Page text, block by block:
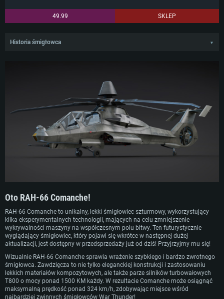
49.99 SKLEP
Historia śmigłowca ▼
Helicopter eXperimental — ang. eksperymentalny śmigłowiec lekki) miał na celu
zastąpienie starzejących się śmigłowców zwiadowczych, takich jak OH-58
Kiowa. Zaprojektowany w technologii stealth, zaawansowaną awioniką i
sterowaniem fly-by-wire, Comanche miał służyć do głębokiej infiltracji
terytorium wroga. Odzwierciedlało to zimnowojenne priorytety walki z
zaawansowanym technologicznie przeciwnikiem, głównie Związkiem
Radzieckim, na konwencjonalnym polu bitwy. Jednak wraz z upadkiem
Związku Radzieckiego i zmieniającymi się priorytetami wojska znaczenie
programu spadło. Wojna asymetryczna i walki przeciwpartyzanckie stały się
nowymi, dominującymi problemami, w dodatku RAH-66 gnębiony był przez
prototypy. Fundusze z programu zostały skierowane do modernizacji
same zadania co Comanche. Chociaż projekt nigdy nie został ukończony,
zdobyte doświadczenie dało dużą wiedzę o zastosowaniu technologii stealth w
śmigłowcach oraz o integracji różnych systemów.
Oto RAH-66 Comanche!
RAH-66 Comanche to unikalny, lekki śmigłowiec szturmowy, wykorzystujący
kilka eksperymentalnych technologii, mających na celu zmniejszenie
wykrywalności maszyny na współczesnym polu bitwy. Ten futurystycznie
wyglądający śmigłowiec, który pojawi się wkrótce w następnej dużej
aktualizacji, jest dostępny w przedsprzedaży już od dziś! Przyjrzyjmy mu się!
Wizualnie RAH-66 Comanche sprawia wrażenie szybkiego i bardzo zwrotnego
śmigłowca. Zawdzięcza to nie tylko eleganckiej konstrukcji i zastosowaniu
lekkich materiałów kompozytowych, ale także parze silników turbowałowych
T800 o mocy ponad 1500 KM każdy. W rezultacie Comanche może osiągnąć
maksymalną prędkość ponad 324 km/h, zdobywając miejsce wśród
najbardziej zwinnych śmigłowców War Thunder!